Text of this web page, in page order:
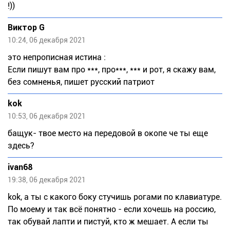
!))
Виктор G
10:24, 06 декабря 2021
это непрописная истина :
Если пишут вам про ***, про***, *** и рот, я скажу вам,
без сомненья, пишет русский патриот
kok
10:53, 06 декабря 2021
бащук- твое место на передовой в окопе че ты еще
здесь?
ivan68
19:38, 06 декабря 2021
kok, а ты с какого боку стучишь рогами по клавиатуре.
По моему и так всё понятно - если хочешь на россию,
так обувай лапти и пистуй, кто ж мешает. А если ты